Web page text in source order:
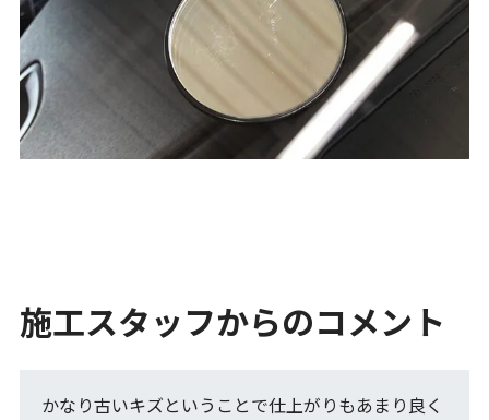
施工スタッフからのコメント
かなり古いキズということで仕上がりもあまり良く